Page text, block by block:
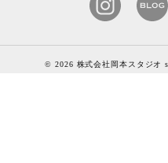
© 2026 株式会社岡本スタジオ